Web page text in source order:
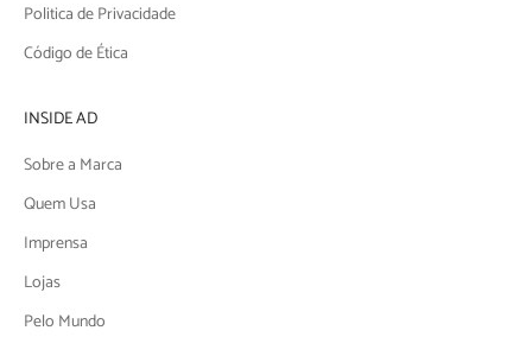
Politica de Privacidade
Código de Ética
INSIDE AD
Sobre a Marca
Quem Usa
Imprensa
Lojas
Pelo Mundo